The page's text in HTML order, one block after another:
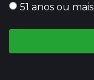
51 anos ou mais